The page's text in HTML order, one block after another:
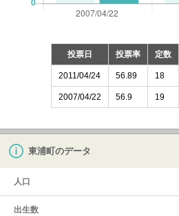
投票日 投票率 定数
2011/04/24 56.89 18
2007/04/22 56.9 19
東浦町のデータ
人口
出生数